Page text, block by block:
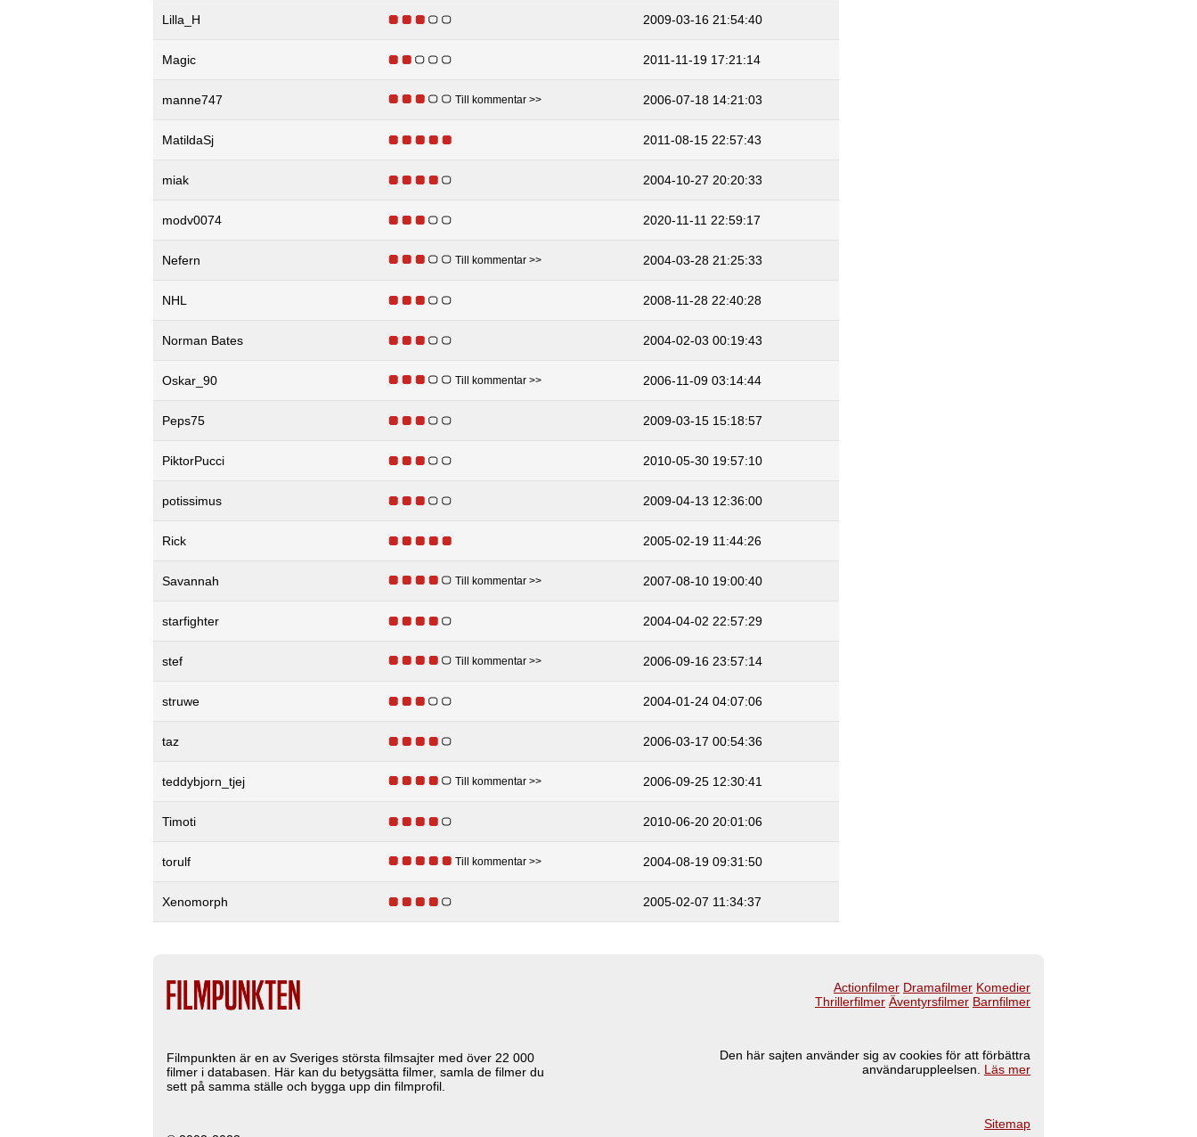
Lilla_H 2009-03-16 21:54:40
Magic 2011-11-19 17:21:14
manne747 Till kommentar >> 2006-07-18 14:21:03
MatildaSj 2011-08-15 22:57:43
miak 2004-10-27 20:20:33
modv0074 2020-11-11 22:59:17
Nefern Till kommentar >> 2004-03-28 21:25:33
NHL 2008-11-28 22:40:28
Norman Bates 2004-02-03 00:19:43
Oskar_90 Till kommentar >> 2006-11-09 03:14:44
Peps75 2009-03-15 15:18:57
PiktorPucci 2010-05-30 19:57:10
potissimus 2009-04-13 12:36:00
Rick 2005-02-19 11:44:26
Savannah Till kommentar >> 2007-08-10 19:00:40
starfighter 2004-04-02 22:57:29
stef Till kommentar >> 2006-09-16 23:57:14
struwe 2004-01-24 04:07:06
taz 2006-03-17 00:54:36
teddybjorn_tjej Till kommentar >> 2006-09-25 12:30:41
Timoti 2010-06-20 20:01:06
torulf Till kommentar >> 2004-08-19 09:31:50
Xenomorph 2005-02-07 11:34:37
Filmpunkten är en av Sveriges största filmsajter med över 22 000
filmer i databasen. Här kan du betygsätta filmer, samla de filmer du
sett på samma ställe och bygga upp din filmprofil.
Actionfilmer Dramafilmer Komedier
Thrillerfilmer Äventyrsfilmer Barnfilmer
Den här sajten använder sig av cookies för att förbättra
användaruppleelsen. Läs mer
Sitemap